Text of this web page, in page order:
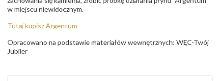
w miejscu niewidocznym.
Tutaj kupisz Argentum
Opracowano na podstawie materiałów wewnętrznych: WĘC-Twój
Jubiler